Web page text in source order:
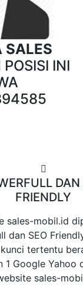
SALES
INI
DAN
FRIENDLY
sales-mobil.id
dan SEO
tertentu
1 Google Yahoo
sales-